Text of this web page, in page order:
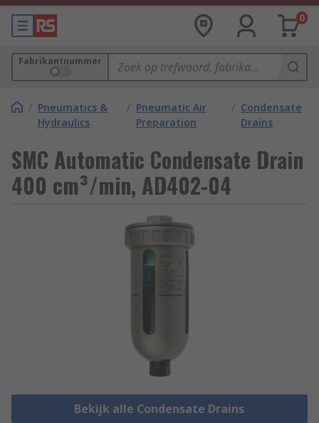
0
Fabrikantnummer
/ Pneumatics &
Hydraulics
/ Pneumatic Air
Preparation
/ Condensate
Drains
SMC Automatic Condensate Drain
400 cm³/min, AD402-04
Bekijk alle Condensate Drains